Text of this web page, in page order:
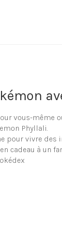
vous-même
Phyllali.
pour vivre
cadeau à un